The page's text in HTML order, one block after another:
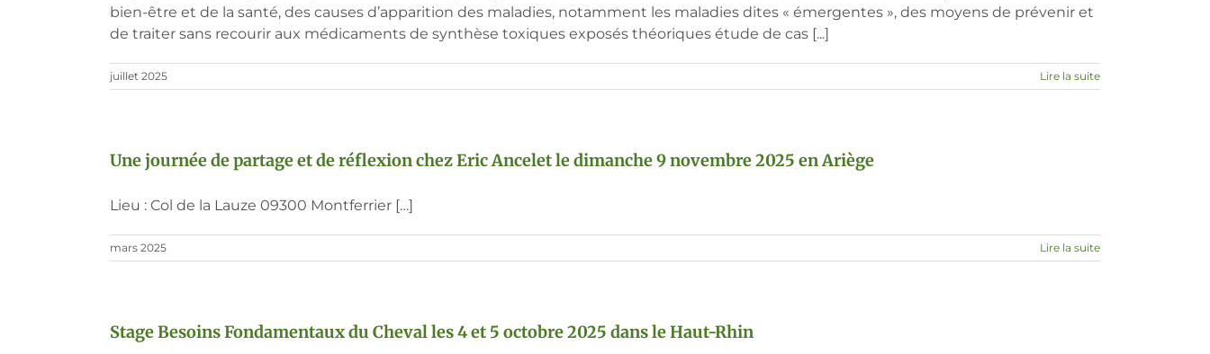
bien-être et de la santé, des causes d’apparition des maladies, notamment les maladies dites « émergentes », des moyens de prévenir et
de traiter sans recourir aux médicaments de synthèse toxiques exposés théoriques étude de cas [...]
juillet 2025 Lire la suite
Une journée de partage et de réflexion chez Eric Ancelet le dimanche 9 novembre 2025 en Ariège
Lieu : Col de la Lauze 09300 Montferrier […]
mars 2025 Lire la suite
Stage Besoins Fondamentaux du Cheval les 4 et 5 octobre 2025 dans le Haut-Rhin